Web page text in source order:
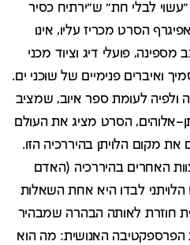
לבלי חת" ש"ירתיח כסיר
הסרט מכריז עליו, אינו
מספינה, פועלי דיג וציוד מכני
ואיברים פנימיים של שוכני ים.
ולפיה לעומת ספר איוב, שמציב
הסרט מציג את העולם
מקום הלויתן בהיררכיה הזו.
האחרים בהיררכיה (האדם
לבדו היא אחת השאלות
חוזרת לאותה הבהרה שמבהיר
הפרספקטיבה האנושית: מה הוא